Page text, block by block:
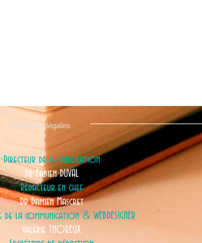
Mentions légales
Directeur de la publication
Dr Fabien DUVAL
Rédacteur en chef
Dr Damien Mascret
de la communication& WEBDESIGNER
Valérie THOREUX